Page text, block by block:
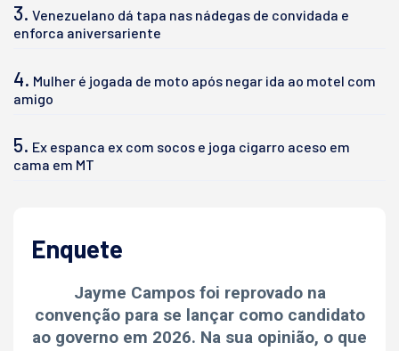
3. Venezuelano dá tapa nas nádegas de convidada e
enforca aniversariente
4. Mulher é jogada de moto após negar ida ao motel com
amigo
5. Ex espanca ex com socos e joga cigarro aceso em
cama em MT
Enquete
Jayme Campos foi reprovado na
convenção para se lançar como candidato
ao governo em 2026. Na sua opinião, o que